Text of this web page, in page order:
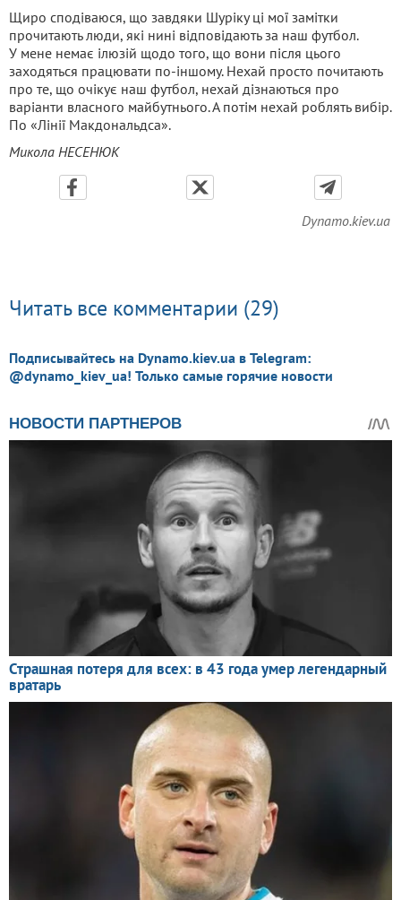
Щиро сподіваюся, що завдяки Шуріку ці мої замітки
прочитають люди, які нині відповідають за наш футбол.
У мене немає ілюзій щодо того, що вони після цього
заходяться працювати по-іншому. Нехай просто почитають
про те, що очікує наш футбол, нехай дізнаються про
варіанти власного майбутнього. А потім нехай роблять вибір.
По «Лінії Макдональдса».
Микола НЕСЕНЮК
Dynamo.kiev.ua
Читать все комментарии (29)
Подписывайтесь на Dynamo.kiev.ua в Telegram:
@dynamo_kiev_ua! Только самые горячие новости